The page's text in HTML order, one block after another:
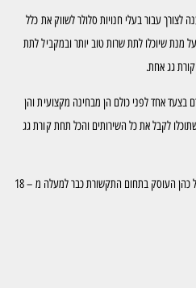
בשנת 2010 מתוך המענה לצורך עבור בעלי חנויות סלולר לשווק את כלל
מנת שיוכלו לתת שרות טוב יותר ובמקביל לתת
גג אחת.
אחד לפני כולם הן מבחינה מקצועית והן
לקבל את כל השירותים והכל תחת קורת גג
חברת אידיאל מנוהלת תחת ניהולו של עמנואל כהן העוסק בתחום התקשורת כבר למעלה מ – 18